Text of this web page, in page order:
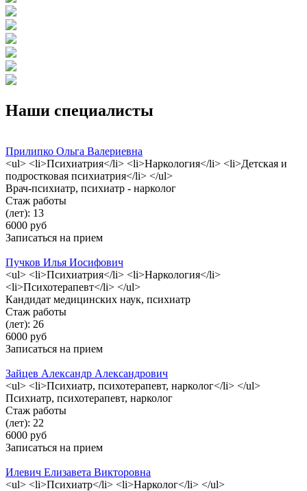
Наши специалисты
Прилипко Ольга Валериевна
<ul> <li>Психиатрия</li> <li>Наркология</li> <li>Детская и
подростковая психиатрия</li> </ul>
Врач-психиатр, психиатр - нарколог
Стаж работы
(лет): 13
6000 руб
Записаться на прием
Пучков Илья Иосифович
<ul> <li>Психиатрия</li> <li>Наркология</li>
<li>Психотерапевт</li> </ul>
Кандидат медицинских наук, психиатр
Стаж работы
(лет): 26
6000 руб
Записаться на прием
Зайцев Александр Александрович
<ul> <li>Психиатр, психотерапевт, нарколог</li> </ul>
Психиатр, психотерапевт, нарколог
Стаж работы
(лет): 22
6000 руб
Записаться на прием
Илевич Елизавета Викторовна
<ul> <li>Психиатр</li> <li>Нарколог</li> </ul>